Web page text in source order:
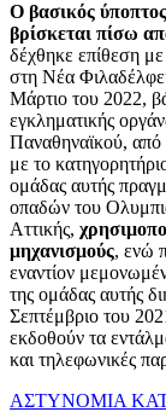
Ο βασικός
βρίσκεται πίσω
δέχθηκε επίθεση
στη Νέα
Μάρτιο του 2022,
εγκληματικής
Παναθηναϊκού, από
με το
ομάδας αυτής
οπαδών του
Αττικής,
μηχανισμούς, ενώ
εναντίον
της ομάδας αυτής
Σεπτέμβριο του
εκδοθούν τα
και τηλεφωνικές
ΑΣΤΥΝΟΜΙΑ